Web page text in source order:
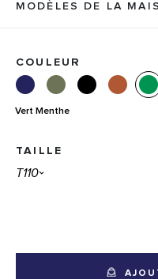
MODÈLES DE LA
COULEUR
Vert Menthe
TAILLE